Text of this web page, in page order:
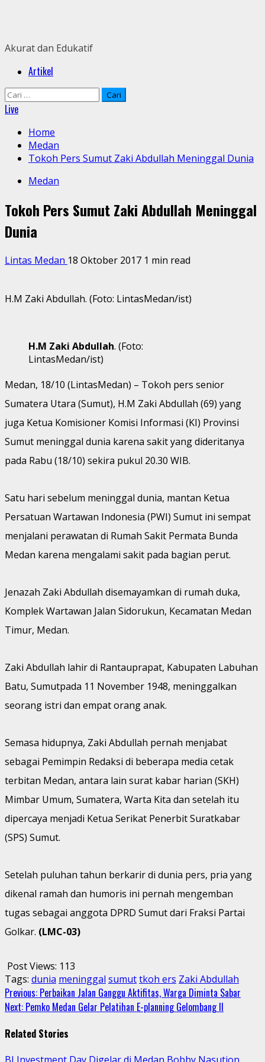
Akurat dan Edukatif
PrimaryArtikel
Cari
untuk:
Live
Home
Medan
Tokoh Pers Sumut Zaki Abdullah Meninggal Dunia
Medan
Tokoh Pers Sumut Zaki Abdullah Meninggal
Dunia
Lintas Medan 18 Oktober 2017 1 min read
H.M Zaki Abdullah. (Foto: LintasMedan/ist)
H.M Zaki Abdullah. (Foto:
LintasMedan/ist)
Medan, 18/10 (LintasMedan) – Tokoh pers senior
Sumatera Utara (Sumut), H.M Zaki Abdullah (69) yang
juga Ketua Komisioner Komisi Informasi (KI) Provinsi
Sumut meninggal dunia karena sakit yang dideritanya
pada Rabu (18/10) sekira pukul 20.30 WIB.
Satu hari sebelum meninggal dunia, mantan Ketua
Persatuan Wartawan Indonesia (PWI) Sumut ini sempat
menjalani perawatan di Rumah Sakit Permata Bunda
Medan karena mengalami sakit pada bagian perut.
Jenazah Zaki Abdullah disemayamkan di rumah duka,
Komplek Wartawan Jalan Sidorukun, Kecamatan Medan
Timur, Medan.
Zaki Abdullah lahir di Rantauprapat, Kabupaten Labuhan
Batu, Sumutpada 11 November 1948, meninggalkan
seorang istri dan empat orang anak.
Semasa hidupnya, Zaki Abdullah pernah menjabat
sebagai Pemimpin Redaksi di beberapa media cetak
terbitan Medan, antara lain surat kabar harian (SKH)
Mimbar Umum, Sumatera, Warta Kita dan setelah itu
dipercaya menjadi Ketua Serikat Penerbit Suratkabar
(SPS) Sumut.
Setelah puluhan tahun berkarir di dunia pers, pria yang
dikenal ramah dan humoris ini pernah mengemban
tugas sebagai anggota DPRD Sumut dari Fraksi Partai
Golkar. (LMC-03)
Post Views: 113
Tags: dunia meninggal sumuttkoh ers Zaki Abdullah
Continue
Reading
Previous: Perbaikan Jalan Ganggu Aktifitas, Warga Diminta Sabar
Next: Pemko Medan Gelar Pelatihan E-planning Gelombang II
Related Stories